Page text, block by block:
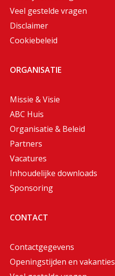
Veel gestelde vragen
Disclaimer
Cookiebeleid
ORGANISATIE
Missie & Visie
ABC Huis
Organisatie & Beleid
Partners
Vacatures
Inhoudelijke downloads
Sponsoring
CONTACT
Contactgegevens
Openingstijden en vakanties